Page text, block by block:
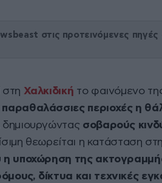
στις προτεινόμενες πηγές
στη Χαλκιδική το φαινόμενο
παραθαλάσσιες περιοχές η
δημιουργώντας σοβαρούς
θεωρείται η κατάσταση
η υποχώρηση της
δίκτυα και τεχνικές